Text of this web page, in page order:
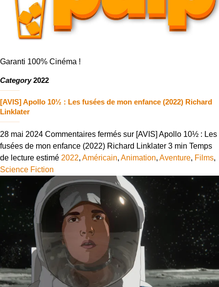
Garanti 100% Cinéma !
Category 2022
[AVIS] Apollo 10½ : Les fusées de mon enfance (2022) Richard
Linklater
28 mai 2024 Commentaires fermés sur [AVIS] Apollo 10½ : Les
fusées de mon enfance (2022) Richard Linklater 3 min Temps
de lecture estimé 2022, Américain, Animation, Aventure, Films,
Science Fiction